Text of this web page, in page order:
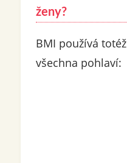
ženy?
BMI používá totéž
všechna pohlaví: